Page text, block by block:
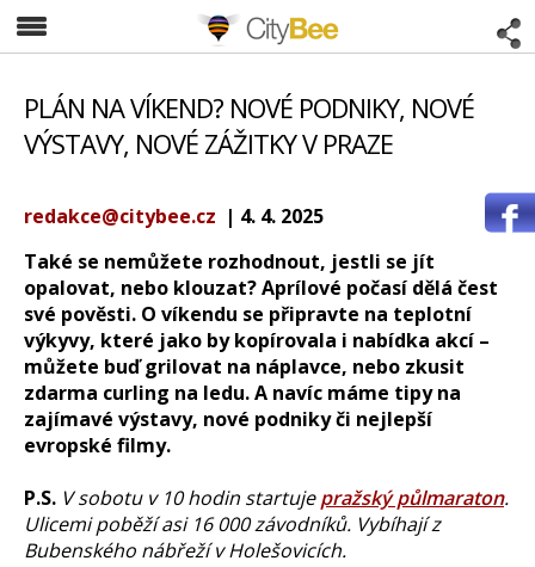
CityBee
PLÁN NA VÍKEND? NOVÉ PODNIKY, NOVÉ
VÝSTAVY, NOVÉ ZÁŽITKY V PRAZE
redakce@citybee.cz | 4. 4. 2025
Také se nemůžete rozhodnout, jestli se jít
opalovat, nebo klouzat? Aprílové počasí dělá čest
své pověsti. O víkendu se připravte na teplotní
výkyvy, které jako by kopírovala i nabídka akcí –
můžete buď grilovat na náplavce, nebo zkusit
zdarma curling na ledu. A navíc máme tipy na
zajímavé výstavy, nové podniky či nejlepší
evropské filmy.
P.S. V sobotu v 10 hodin startujepražský půlmaraton.
Ulicemi poběží asi 16 000 závodníků. Vybíhají z
Bubenského nábřeží v Holešovicích.